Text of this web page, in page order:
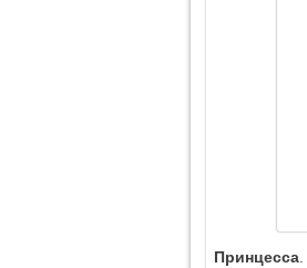
Принцесса